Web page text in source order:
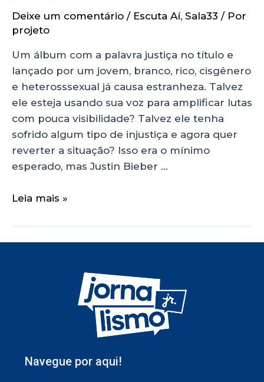
Deixe um comentário / Escuta Aí, Sala33 / Por
projeto
Um álbum com a palavra justiça no título e
lançado por um jovem, branco, rico, cisgênero
e heterosssexual já causa estranheza. Talvez
ele esteja usando sua voz para amplificar lutas
com pouca visibilidade? Talvez ele tenha
sofrido algum tipo de injustiça e agora quer
reverter a situação? Isso era o mínimo
esperado, mas Justin Bieber …
Leia mais »
Navegue por aqui!